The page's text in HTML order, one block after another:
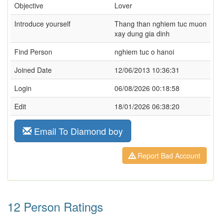
Objective
Lover
Introduce yourself
Thang than nghiem tuc muon
xay dung gia dinh
Find Person
nghiem tuc o hanoi
Joined Date
12/06/2013 10:36:31
Login
06/08/2026 00:18:58
Edit
18/01/2026 06:38:20
Email To Diamond boy
Report Bad Account
12 Person Ratings